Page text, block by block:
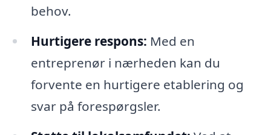
behov.
Hurtigere respons: Med en
entreprenør i nærheden kan du
forvente en hurtigere etablering og
svar på forespørgsler.